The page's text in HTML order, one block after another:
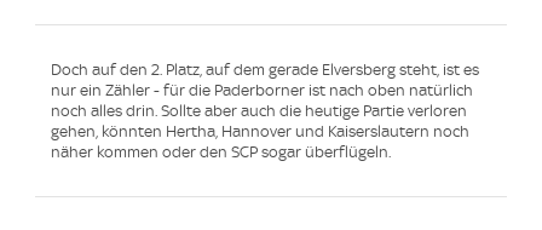
Doch auf den 2. Platz, auf dem gerade Elversberg steht, ist es
nur ein Zähler - für die Paderborner ist nach oben natürlich
noch alles drin. Sollte aber auch die heutige Partie verloren
gehen, könnten Hertha, Hannover und Kaiserslautern noch
näher kommen oder den SCP sogar überflügeln.